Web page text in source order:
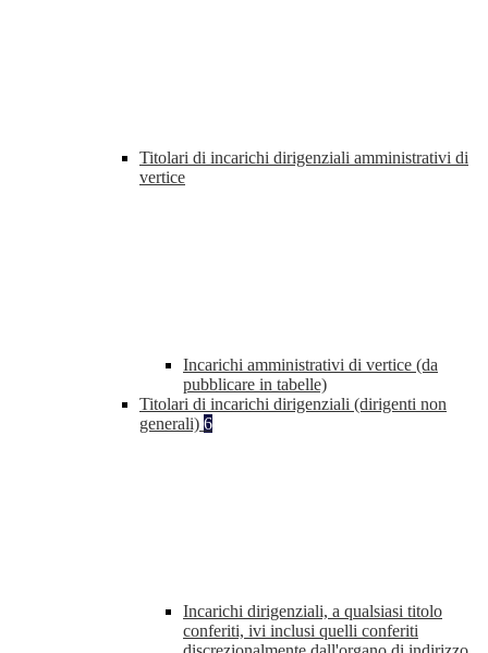
Titolari di incarichi dirigenziali amministrativi di
vertice
Incarichi amministrativi di vertice (da
pubblicare in tabelle)
Titolari di incarichi dirigenziali (dirigenti non
generali) 6
Incarichi dirigenziali, a qualsiasi titolo
conferiti, ivi inclusi quelli conferiti